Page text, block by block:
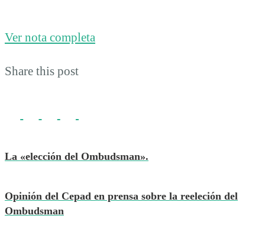
Ver nota completa
Share this post
La «elección del Ombudsman».
Opinión del Cepad en prensa sobre la reeleción del
Ombudsman